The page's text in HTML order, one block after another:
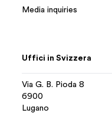
Media inquiries
Uffici in Svizzera
Via G. B. Pioda 8
6900
Lugano